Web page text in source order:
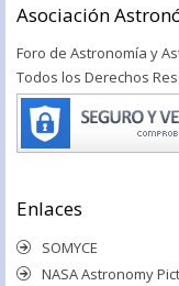
Asociación
Foro de Astronomía y
Todos los Derechos
Enlaces
SOMYCE
NASA Astronomy